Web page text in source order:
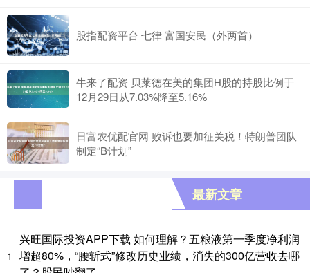
股指配资平台 七律 富国安民（外两首）
牛来了配资 贝莱德在美的集团H股的持股比例于
12月29日从7.03%降至5.16%
日富农优配官网 败诉也要加征关税！特朗普团队
制定“B计划”
最新文章
1
兴旺国际投资APP下载 如何理解？五粮液第一季度净利润
增超80%，“腰斩式”修改历史业绩，消失的300亿营收去哪